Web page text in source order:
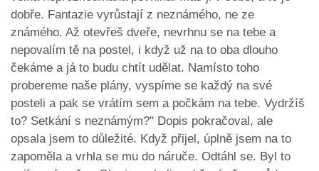
dobře. Fantazie vyrůstají z neznámého, ne ze
známého. Až otevřeš dveře, nevrhnu se na tebe a
nepovalím tě na postel, i když už na to oba dlouho
čekáme a já to budu chtít udělat. Namísto toho
probereme naše plány, vyspíme se každý na své
posteli a pak se vrátím sem a počkám na tebe. Vydržíš
to? Setkání s neznámým?" Dopis pokračoval, ale
opsala jsem to důležité. Když přijel, úplně jsem na to
zapoměla a vrhla se mu do náruče. Odtáhl se. Byl to